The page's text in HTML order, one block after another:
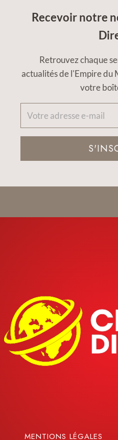
Recevoir notre
Retrouvez chaque
actualités de l'Empire du
votre
MENTIONS LÉGALES